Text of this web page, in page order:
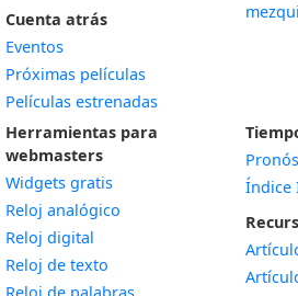
Cuenta atrás
Eventos
Próximas películas
Películas estrenadas
Herramientas para
webmasters
Widgets gratis
Reloj analógico
Reloj digital
Reloj de texto
Índice